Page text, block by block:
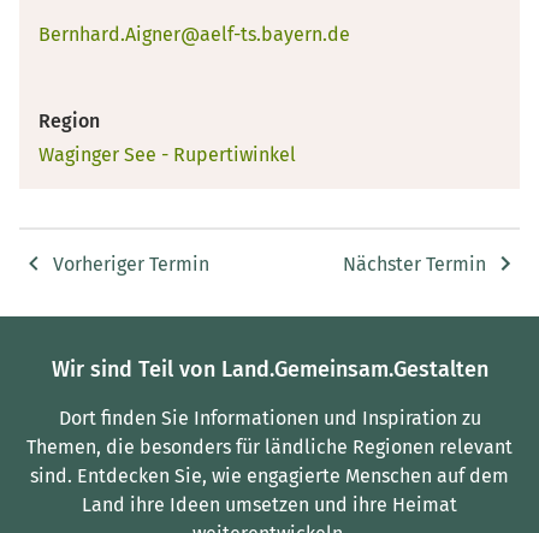
Bernhard.Aigner@aelf-ts.bayern.de
Region
Waginger See - Rupertiwinkel
Vorheriger Termin Nächster Termin
Wir sind Teil von Land.Gemeinsam.Gestalten
Dort finden Sie Informationen und Inspiration zu
Themen, die besonders für ländliche Regionen relevant
sind. Entdecken Sie, wie engagierte Menschen auf dem
Land ihre Ideen umsetzen und ihre Heimat